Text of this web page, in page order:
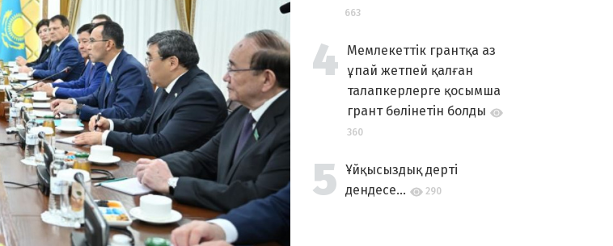
663
Мемлекеттік грантқа аз
ұпай жетпей қалған
талапкерлерге қосымша
грант бөлінетін болды
360
Ұйқысыздық дерті
дендесе...
290